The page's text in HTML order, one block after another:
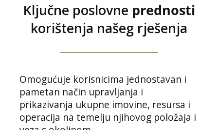
Ključne poslovne prednosti
korištenja našeg rješenja
Omogućuje korisnicima jednostavan i
pametan način upravljanja i
prikazivanja ukupne imovine, resursa i
operacija na temelju njihovog položaja i